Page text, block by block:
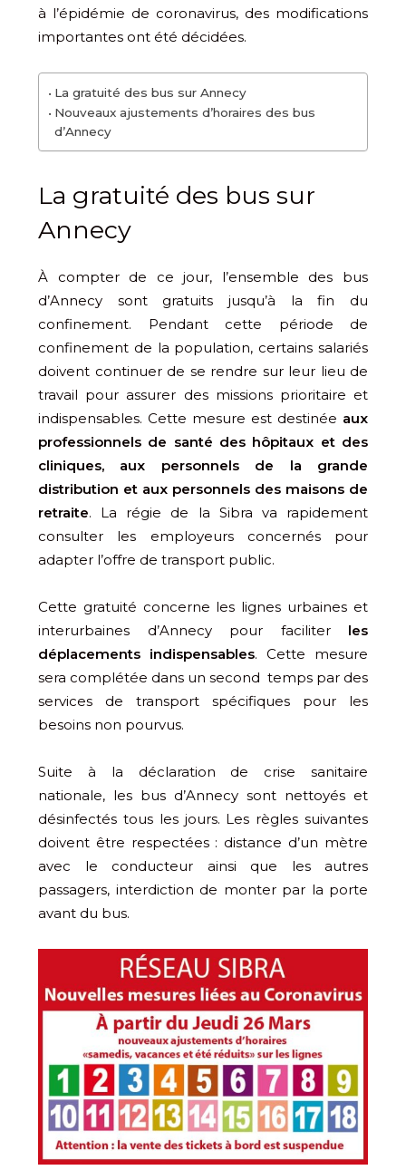
à l’épidémie de coronavirus, des modifications
importantes ont été décidées.
La gratuité des bus sur Annecy
Nouveaux ajustements d’horaires des bus
d’Annecy
La gratuité des bus sur
Annecy
À compter de ce jour, l’ensemble des bus
d’Annecy sont gratuits jusqu’à la fin du
confinement. Pendant cette période de
confinement de la population, certains salariés
doivent continuer de se rendre sur leur lieu de
travail pour assurer des missions prioritaire et
indispensables. Cette mesure est destinée aux
professionnels de santé des hôpitaux et des
cliniques, aux personnels de la grande
distribution et aux personnels des maisons de
retraite. La régie de la Sibra va rapidement
consulter les employeurs concernés pour
adapter l’offre de transport public.
Cette gratuité concerne les lignes urbaines et
interurbaines d’Annecy pour faciliterles
déplacements indispensables. Cette mesure
sera complétée dans un second temps par des
services de transport spécifiques pour les
besoins non pourvus.
Suite à la déclaration de crise sanitaire
nationale, les bus d’Annecy sont nettoyés et
désinfectés tous les jours. Les règles suivantes
doivent être respectées : distance d’un mètre
avec le conducteur ainsi que les autres
passagers, interdiction de monter par la porte
avant du bus.